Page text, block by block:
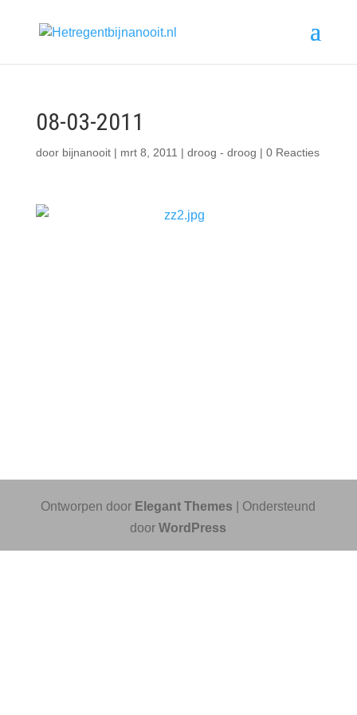
08-03-2011
door bijnanooit| mrt 8, 2011 | droog - droog | 0 Reacties
Ontworpen door Elegant Themes | Ondersteund
doorWordPress